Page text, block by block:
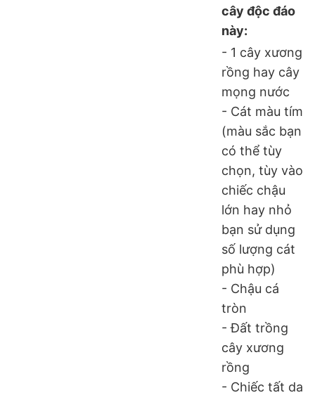
cây độc đáo
này:
- 1 cây xương
rồng hay cây
mọng nước
- Cát màu tím
(màu sắc bạn
có thể tùy
chọn, tùy vào
chiếc chậu
lớn hay nhỏ
bạn sử dụng
số lượng cát
phù hợp)
- Chậu cá
tròn
- Đất trồng
cây xương
rồng
- Chiếc tất da